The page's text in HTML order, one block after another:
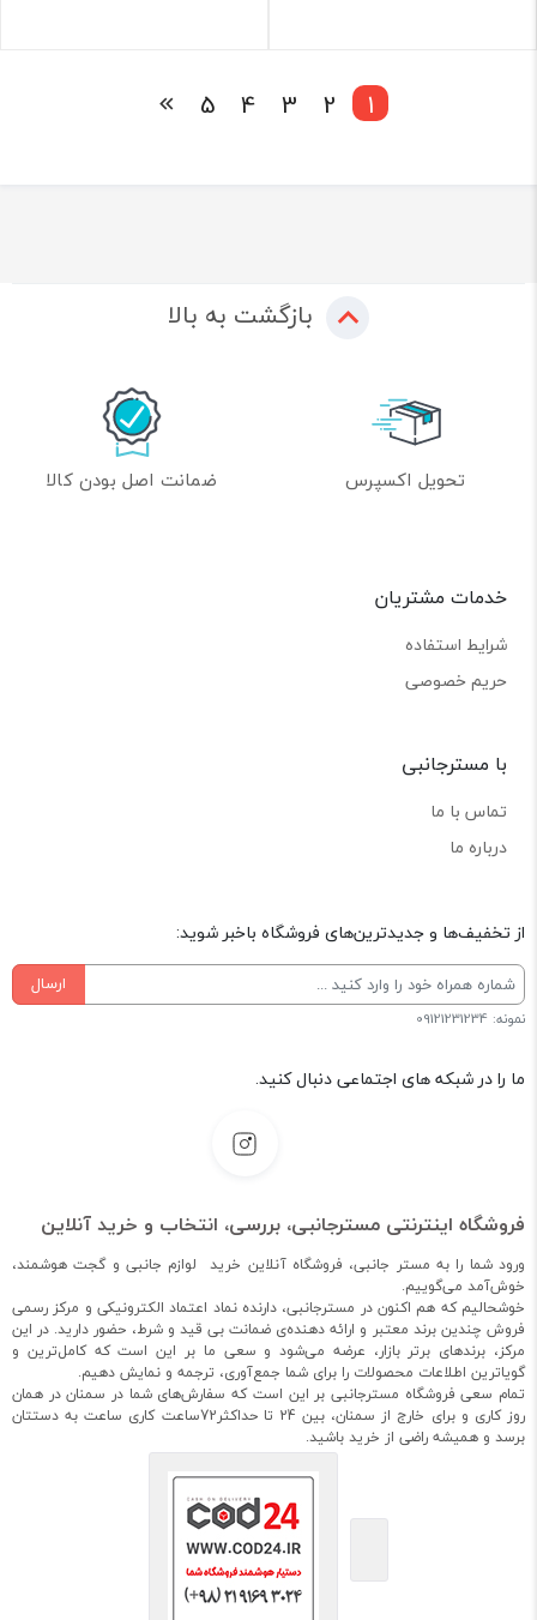
1
2
3
4
5
بازگشت به بالا
تحویل اکسپرس ضمانت اصل بودن کالا
خدمات مشتریان
شرایط استفاده
حریم خصوصی
با مسترجانبی
تماس با ما
درباره ما
از تخفیف‌ها و جدیدترین‌های فروشگاه باخبر شوید:
ارسال
نمونه: 09121231234
ما را در شبکه های اجتماعی دنبال کنید.
فروشگاه اینترنتی مسترجانبی، بررسی، انتخاب و خرید آنلاین
ورود شما را به مستر جانبی، فروشگاه آنلاین خرید لوازم جانبی و گجت هوشمند،
خوش‌آمد می‌گوییم.
خوشحالیم که هم اکنون در مسترجانبی، دارنده نماد اعتماد الکترونیکی و مرکز رسمی
فروش چندین برند معتبر و ارائه دهنده‌ی ضمانت بی قید و شرط، حضور دارید. در این
مرکز، برندهای برتر بازار، عرضه می‌شود و سعی ما بر این است که کامل‌ترین و
گویاترین اطلاعات محصولات را برای شما جمع‌آوری، ترجمه و نمایش دهیم.
تمام سعی فروشگاه مسترجانبی بر این است که سفارش‌های شما در سمنان در همان
روز کاری و برای خارج از سمنان، بین 24 تا حداکثر72ساعت کاری ساعت به دستتان
برسد و همیشه راضی از خرید باشید.